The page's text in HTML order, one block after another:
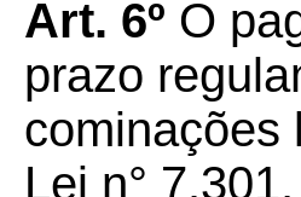
Art. 6º O
prazo
cominações
Lei n°